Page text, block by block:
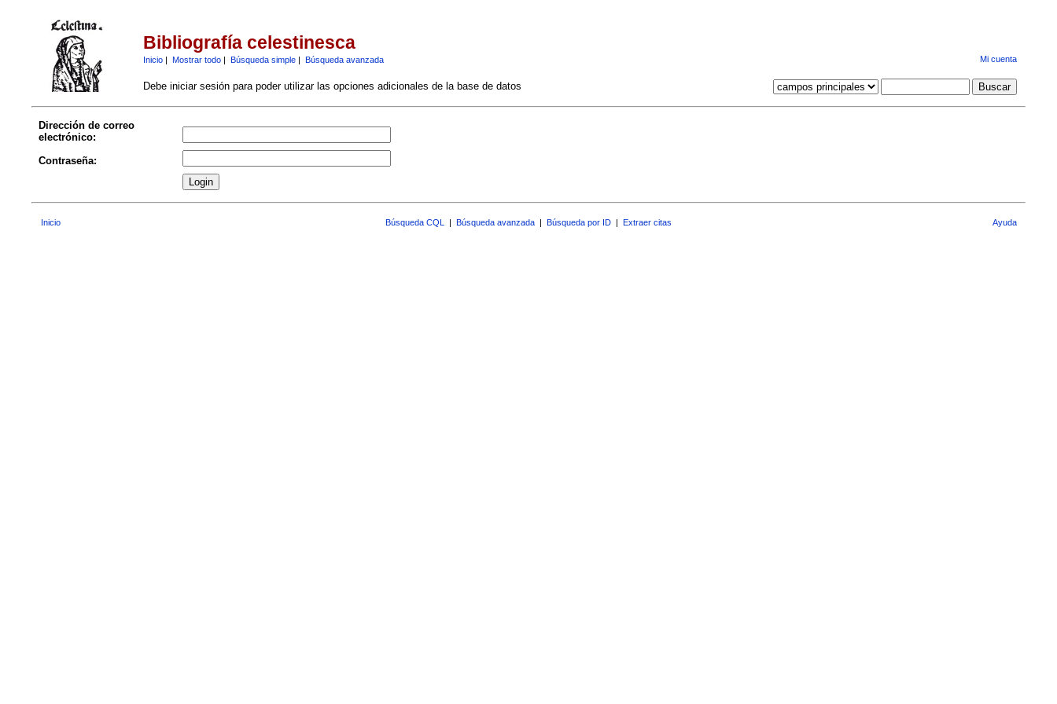
Bibliografía celestinesca
Inicio| Mostrar todo| Búsqueda simple| Búsqueda avanzada Mi cuenta
Debe iniciar sesión para poder utilizar las opciones adicionales de la base de datos
Dirección de correo
electrónico:
Contraseña:
Inicio Búsqueda CQL | Búsqueda avanzada | Búsqueda por ID | Extraer citas Ayuda